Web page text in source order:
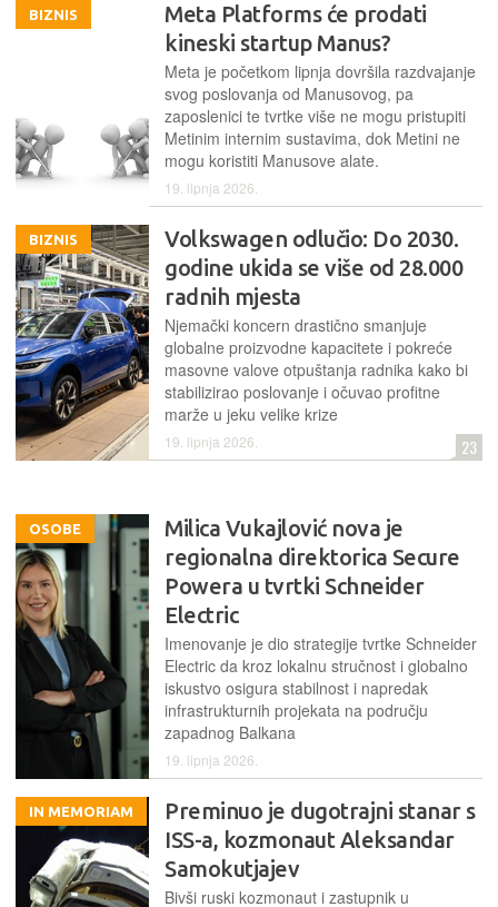
BIZNIS
Meta Platforms će prodati
kineski startup Manus?
Meta je početkom lipnja dovršila razdvajanje
svog poslovanja od Manusovog, pa
zaposlenici te tvrtke više ne mogu pristupiti
Metinim internim sustavima, dok Metini ne
mogu koristiti Manusove alate.
19. lipnja 2026.
BIZNIS
Volkswagen odlučio: Do 2030.
godine ukida se više od 28.000
radnih mjesta
Njemački koncern drastično smanjuje
globalne proizvodne kapacitete i pokreće
masovne valove otpuštanja radnika kako bi
stabilizirao poslovanje i očuvao profitne
marže u jeku velike krize
19. lipnja 2026. 23
OSOBE
Milica Vukajlović nova je
regionalna direktorica Secure
Powera u tvrtki Schneider
Electric
Imenovanje je dio strategije tvrtke Schneider
Electric da kroz lokalnu stručnost i globalno
iskustvo osigura stabilnost i napredak
infrastrukturnih projekata na području
zapadnog Balkana
19. lipnja 2026.
IN MEMORIAM
Preminuo je dugotrajni stanar s
ISS-a, kozmonaut Aleksandar
Samokutjajev
Bivši ruski kozmonaut i zastupnik u